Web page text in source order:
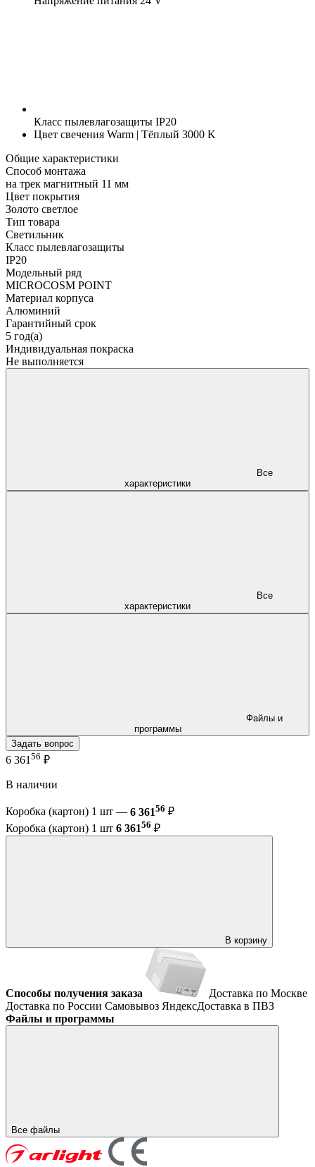
Класс пылевлагозащиты IP20
Цвет свечения Warm | Тёплый 3000 K
Общие характеристики
Способ монтажа
на трек магнитный 11 мм
Цвет покрытия
Золото светлое
Тип товара
Светильник
Класс пылевлагозащиты
IP20
Модельный ряд
MICROCOSM POINT
Материал корпуса
Алюминий
Гарантийный срок
5 год(а)
Индивидуальная покраска
Не выполняется
характеристики
характеристики
программы
Задать вопрос
6 361 56 ₽
В наличии
Коробка (картон) 1 шт — 6 36156 ₽
Коробка (картон) 1 шт 6 36156 ₽
В корзину
Способы получения заказа
Доставка по Москве
Доставка по России Самовывоз ЯндексДоставка в ПВЗ
Файлы и программы
Все файлы